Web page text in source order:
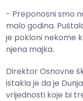
- Preponosni smo
malo godina.
je pokloni nekome
njena majka.
Direktor Osnovne
istakla je da je
vrijednosti koje bi